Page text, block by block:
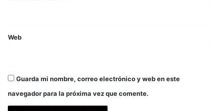
Web
Guarda mi nombre, correo electrónico y web en este
navegador para la próxima vez que comente.